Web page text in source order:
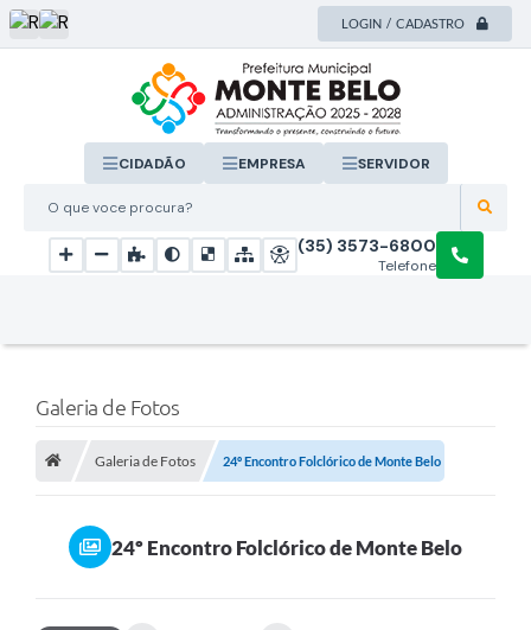
LOGIN / CADASTRO
O que voce procura?
CIDADÃO EMPRESA SERVIDOR
Telefone
(35) 3573-6800
Galeria de Fotos
Galeria de Fotos 24º Encontro Folclórico de Monte Belo
24º Encontro Folclórico de Monte Belo